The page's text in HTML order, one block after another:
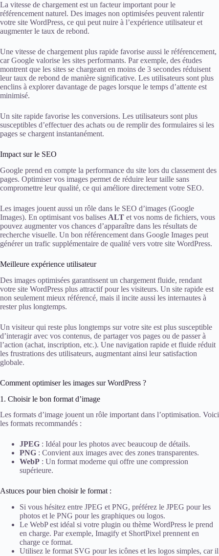
La vitesse de chargement est un facteur important pour le
référencement naturel. Des images non optimisées peuvent ralentir
votre site WordPress, ce qui peut nuire à l’expérience utilisateur et
augmenter le taux de rebond.
Une vitesse de chargement plus rapide favorise aussi le référencement,
car Google valorise les sites performants. Par exemple, des études
montrent que les sites se chargeant en moins de 3 secondes réduisent
leur taux de rebond de manière significative. Les utilisateurs sont plus
enclins à explorer davantage de pages lorsque le temps d’attente est
minimisé.
Un site rapide favorise les conversions. Les utilisateurs sont plus
susceptibles d’effectuer des achats ou de remplir des formulaires si les
pages se chargent instantanément.
Impact sur le SEO
Google prend en compte la performance du site lors du classement des
pages. Optimiser vos images permet de réduire leur taille sans
compromettre leur qualité, ce qui améliore directement votre SEO.
Les images jouent aussi un rôle dans le SEO d’images (Google
Images). En optimisant vos balises ALT et vos noms de fichiers, vous
pouvez augmenter vos chances d’apparaître dans les résultats de
recherche visuelle. Un bon référencement dans Google Images peut
générer un trafic supplémentaire de qualité vers votre site WordPress.
Meilleure expérience utilisateur
Des images optimisées garantissent un chargement fluide, rendant
votre site WordPress plus attractif pour les visiteurs. Un site rapide est
non seulement mieux référencé, mais il incite aussi les internautes à
rester plus longtemps.
Un visiteur qui reste plus longtemps sur votre site est plus susceptible
d’interagir avec vos contenus, de partager vos pages ou de passer à
l’action (achat, inscription, etc.). Une navigation rapide et fluide réduit
les frustrations des utilisateurs, augmentant ainsi leur satisfaction
globale.
Comment optimiser les images sur WordPress ?
1. Choisir le bon format d’image
Les formats d’image jouent un rôle important dans l’optimisation. Voici
les formats recommandés :
JPEG : Idéal pour les photos avec beaucoup de détails.
PNG : Convient aux images avec des zones transparentes.
WebP : Un format moderne qui offre une compression
supérieure.
Astuces pour bien choisir le format :
Si vous hésitez entre JPEG et PNG, préférez le JPEG pour les
photos et le PNG pour les graphiques ou logos.
Le WebP est idéal si votre plugin ou thème WordPress le prend
en charge. Par exemple, Imagify et ShortPixel prennent en
charge ce format.
Utilisez le format SVG pour les icônes et les logos simples, car il